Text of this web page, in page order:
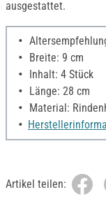
ausgestattet.
Breite: 9 cm
Inhalt: 4 Stück
Länge: 28 cm
Material:
Artikel teilen: